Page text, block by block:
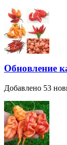
Обновление
Добавлено 53